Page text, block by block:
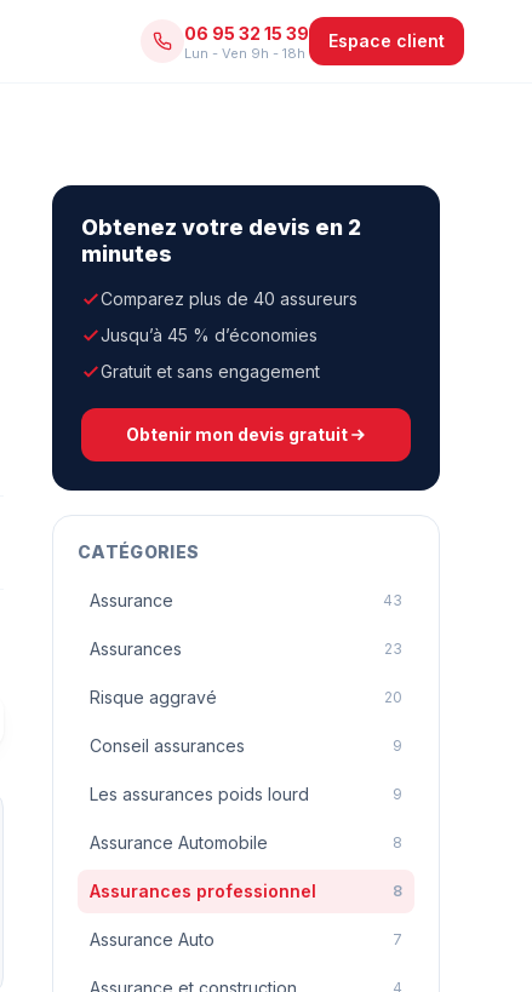
06 95 32 15 39
Lun - Ven 9h - 18h
Espace client
Obtenez votre devis en 2
minutes
Comparez plus de 40 assureurs
Jusqu’à 45 % d’économies
Gratuit et sans engagement
Obtenir mon devis gratuit
CATÉGORIES
Assurance 43
Assurances 23
Risque aggravé 20
Conseil assurances 9
Les assurances poids lourd 9
Assurance Automobile 8
Assurances professionnel 8
Assurance Auto 7
Assurance et construction 4